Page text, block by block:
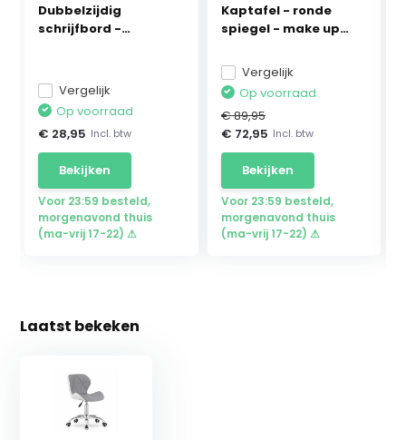
Dubbelzijdig
schrijfbord -
Vergelijk
Op voorraad
€ 28,95 Incl. btw
Bekijken
Voor 23:59 besteld,
morgenavond thuis
(ma-vrij 17-22) ⚠
Kaptafel - ronde
spiegel - make up
Vergelijk
Op voorraad
€ 89,95
€ 72,95 Incl. btw
Bekijken
Voor 23:59 besteld,
morgenavond thuis
(ma-vrij 17-22) ⚠
Laatst bekeken